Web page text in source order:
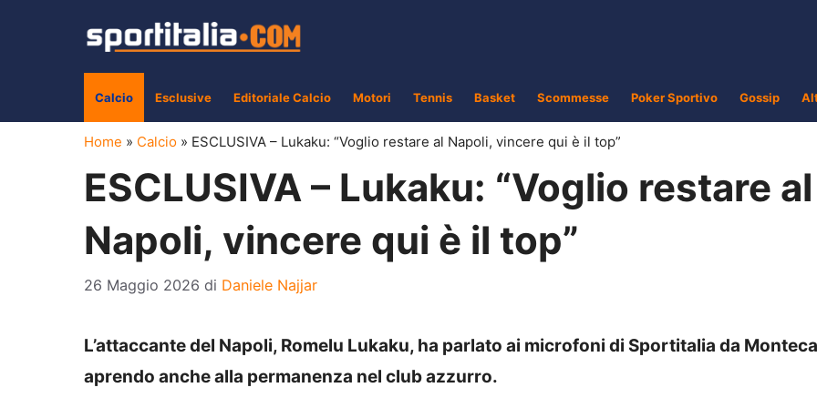
Calcio Esclusive Editoriale Calcio Motori Tennis Basket Scommesse Poker Sportivo Gossip
Home » Calcio » ESCLUSIVA – Lukaku: “Voglio restare al Napoli, vincere qui è il top”
ESCLUSIVA – Lukaku: “Voglio restare al
Napoli, vincere qui è il top”
26 Maggio 2026 di Daniele Najjar
L’attaccante del Napoli, Romelu Lukaku, ha parlato ai microfoni di Sportitalia da
aprendo anche alla permanenza nel club azzurro.